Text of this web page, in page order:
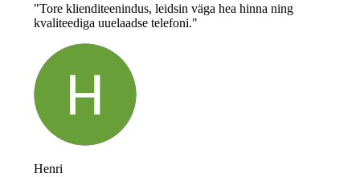
"Tore klienditeenindus, leidsin väga hea hinna ning
kvaliteediga uuelaadse telefoni."
Henri